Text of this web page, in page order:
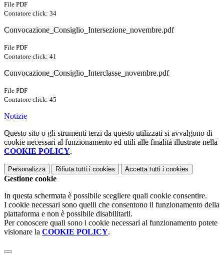
File PDF
Contatore click: 34
Convocazione_Consiglio_Intersezione_novembre.pdf
File PDF
Contatore click: 41
Convocazione_Consiglio_Interclasse_novembre.pdf
File PDF
Contatore click: 45
Notizie
Questo sito o gli strumenti terzi da questo utilizzati si avvalgono di
cookie necessari al funzionamento ed utili alle finalità illustrate nella
COOKIE POLICY.
Personalizza Rifiuta tutti i cookies Accetta tutti i cookies
Gestione cookie
In questa schermata è possibile scegliere quali cookie consentire.
I cookie necessari sono quelli che consentono il funzionamento della
piattaforma e non è possibile disabilitarli.
Per conoscere quali sono i cookie necessari al funzionamento potete
visionare la COOKIE POLICY.